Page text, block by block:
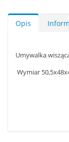
Opis
Umywalka
Wymiar